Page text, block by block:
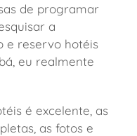
de programar
a
e reservo hotéis
eu realmente
é excelente, as
as fotos e